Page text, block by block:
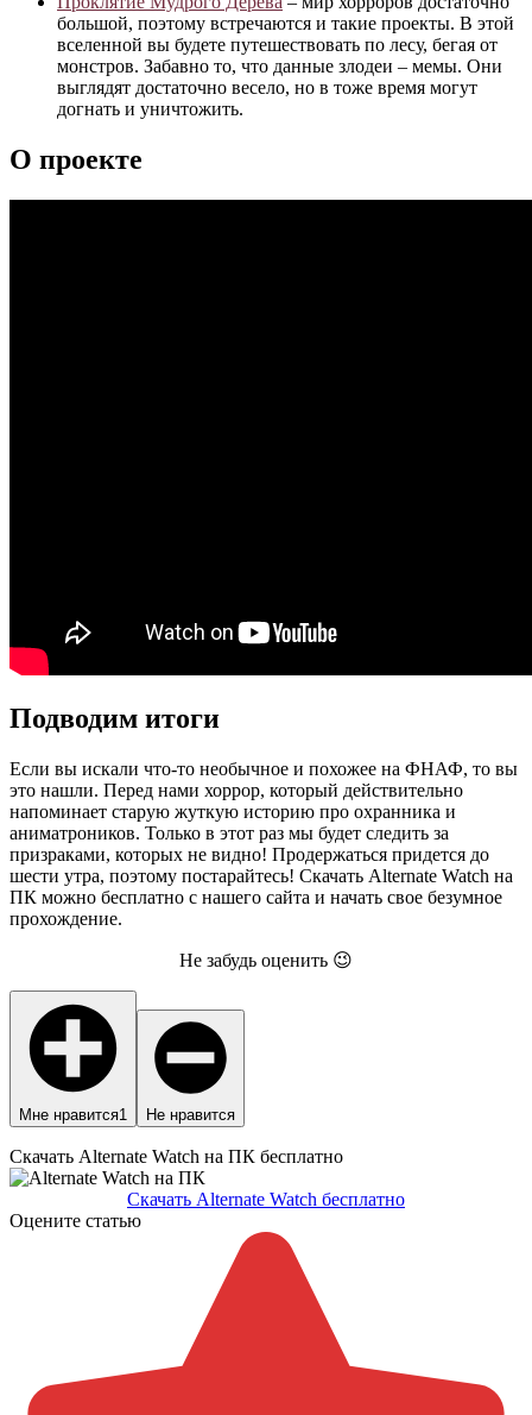
большой, поэтому встречаются и такие проекты. В этой
вселенной вы будете путешествовать по лесу, бегая от
монстров. Забавно то, что данные злодеи – мемы. Они
выглядят достаточно весело, но в тоже время могут
догнать и уничтожить.
О проекте
Подводим итоги
Если вы искали что-то необычное и похожее на ФНАФ, то вы
это нашли. Перед нами хоррор, который действительно
напоминает старую жуткую историю про охранника и
аниматроников. Только в этот раз мы будет следить за
призраками, которых не видно! Продержаться придется до
шести утра, поэтому постарайтесь! Скачать Alternate Watch на
ПК можно бесплатно с нашего сайта и начать свое безумное
прохождение.
Не забудь оценить 😉
Мне нравится1 Не нравится
Скачать Alternate Watch на ПК бесплатно
Скачать Alternate Watch бесплатно
Оцените статью